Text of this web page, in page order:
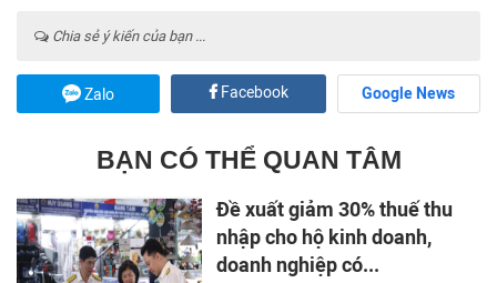
Chia sẻ ý kiến của bạn ...
Zalo Facebook Google News
BẠN CÓ THỂ QUAN TÂM
Đề xuất giảm 30% thuế thu
nhập cho hộ kinh doanh,
doanh nghiệp có...